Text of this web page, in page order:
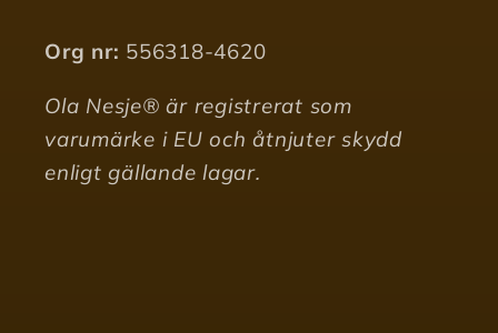
Org nr: 556318-4620
Ola Nesje® är registrerat som
varumärke i EU och åtnjuter skydd
enligt gällande lagar.